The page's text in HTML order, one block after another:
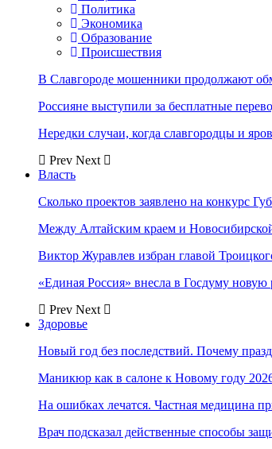
Политика
Экономика
Образование
Происшествия
В Славгороде мошенники продолжают
Россияне выступили за бесплатные
Нередки случаи, когда славгородцы и
Prev Next
Власть
Сколько проектов заявлено на конкурс
Между Алтайским краем и
Виктор Журавлев избран главой
«Единая Россия» внесла в Госдуму новую
Prev Next
Здоровье
Новый год без последствий. Почему
Маникюр как в салоне к Новому году
На ошибках лечатся. Частная медицина
Врач подсказал действенные способы